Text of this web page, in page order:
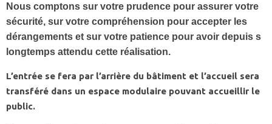
Nous comptons sur votre prudence pour assurer votre
sécurité, sur votre compréhension pour accepter les
dérangements et sur votre patience pour avoir depuis s
longtemps attendu cette réalisation.
L’entrée se fera par l’arrière du bâtiment et l’accueil sera
transféré dans un espace modulaire pouvant accueillir le
public.